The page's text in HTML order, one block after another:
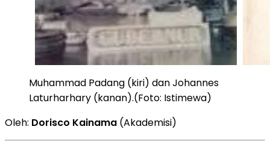
Muhammad Padang (kiri) dan Johannes
Laturharhary (kanan).(Foto: Istimewa)
Oleh: Dorisco Kainama (Akademisi)